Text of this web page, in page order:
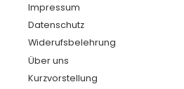
Impressum
Datenschutz
Widerufsbelehrung
Über uns
Kurzvorstellung